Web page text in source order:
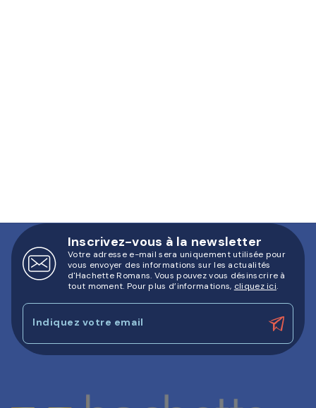
Inscrivez-vous à la newsletter
Votre adresse e-mail sera uniquement utilisée pour
vous envoyer des informations sur les actualités
d'Hachette Romans. Vous pouvez vous désinscrire à
tout moment. Pour plus d’informations, cliquez ici.
Indiquez votre email